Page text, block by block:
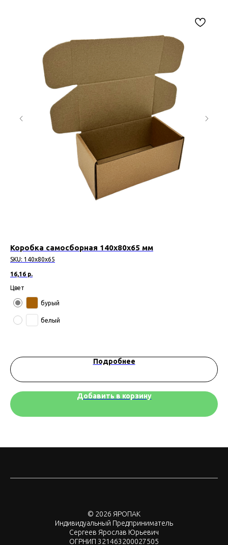
Коробка самосборная 140х80х65 мм
SKU: 140х80х65
16,16 р.
Цвет
бурый
белый
Подробнее
Добавить в корзину
© 2026 ЯРОПАК
Индивидуальный Предприниматель
Сергеев Ярослав Юрьевич
ОГРНИП 321463200027505